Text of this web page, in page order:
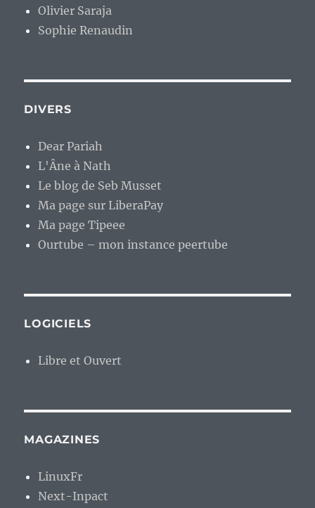
Olivier Saraja
Sophie Renaudin
DIVERS
Dear Pariah
L'Âne à Nath
Le blog de Seb Musset
Ma page sur LiberaPay
Ma page Tipeee
Ourtube – mon instance peertube
LOGICIELS
Libre et Ouvert
MAGAZINES
LinuxFr
Next-Inpact